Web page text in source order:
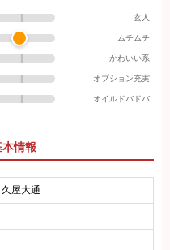
玄人
ムチムチ
かわいい系
オプション充実
オイルドバドバ
情報
屋大通